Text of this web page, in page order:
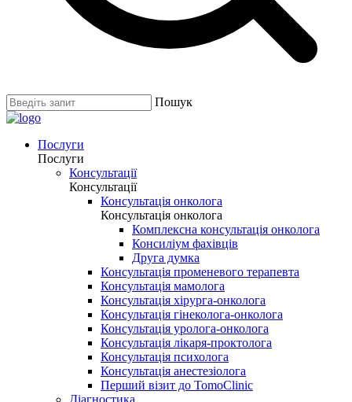
Пошук
Послуги
Послуги
Консультації
Консультації
Консультація онколога
Консультація онколога
Комплексна консультація онколога
Консиліум фахівців
Друга думка
Консультація променевого терапевта
Консультація мамолога
Консультація хірурга-онколога
Консультація гінеколога-онколога
Консультація уролога-онколога
Консультація лікаря-проктолога
Консультація психолога
Консультація анестезіолога
Перший візит до TomoClinic
Діагностика